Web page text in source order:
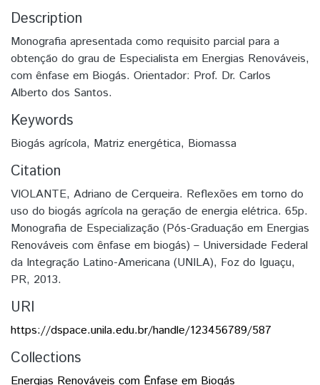
Description
Monografia apresentada como requisito parcial para a
obtenção do grau de Especialista em Energias Renováveis,
com ênfase em Biogás. Orientador: Prof. Dr. Carlos
Alberto dos Santos.
Keywords
Biogás agrícola, Matriz energética, Biomassa
Citation
VIOLANTE, Adriano de Cerqueira. Reflexões em torno do
uso do biogás agrícola na geração de energia elétrica. 65p.
Monografia de Especialização (Pós-Graduação em Energias
Renováveis com ênfase em biogás) – Universidade Federal
da Integração Latino-Americana (UNILA), Foz do Iguaçu,
PR, 2013.
URI
https://dspace.unila.edu.br/handle/123456789/587
Collections
Energias Renováveis com Ênfase em Biogás